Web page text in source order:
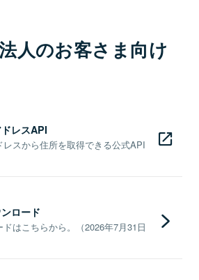
人のお客さま向け
レスAPI
スから住所を取得できる公式API
ロード
はこちらから。（2026年7月31日